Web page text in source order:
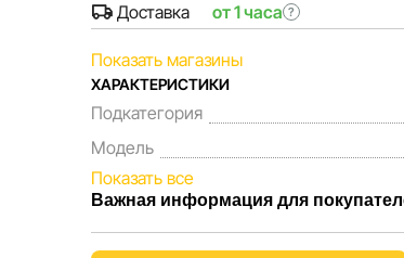
Доставка от 1 часа ?
Показать магазины
ХАРАКТЕРИСТИКИ
Подкатегория
Модель
Показать все
Важная информация для
Мы, команда сети магазинов